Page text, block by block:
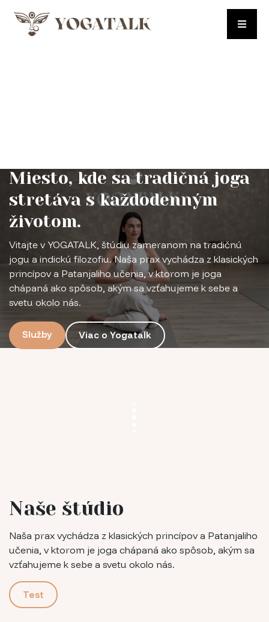
Miesto, kde sa tradičná joga
stretáva s každodenným
životom.
Vitajte v YOGATALK, štúdiu zameranom na tradičnú
jogu a indickú filozofiu. Naša prax vychádza z klasických
princípov a Patanjaliho učenia, v ktorom je joga
chápaná ako spôsob, akým sa vzťahujeme k sebe a
svetu okolo nás.
Služby Viac o Yogatalk
Naše štúdio
Naša prax vychádza z klasických princípov a Patanjaliho
učenia, v ktorom je joga chápaná ako spôsob, akým sa
vzťahujeme k sebe a svetu okolo nás.
Test